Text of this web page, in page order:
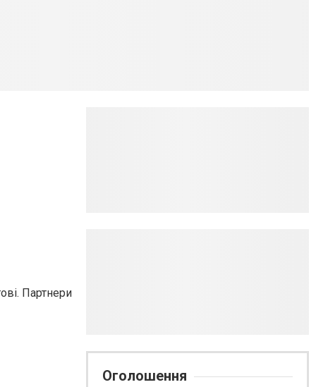
Партнери
Оголошення